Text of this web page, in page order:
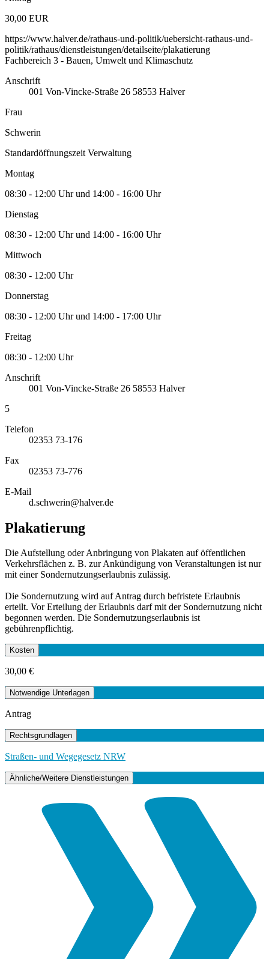
30,00 EUR
https://www.halver.de/rathaus-und-politik/uebersicht-rathaus-und-
politik/rathaus/dienstleistungen/detailseite/plakatierung
Fachbereich 3 - Bauen, Umwelt und Klimaschutz
Anschrift
001 Von-Vincke-Straße 26 58553 Halver
Frau
Schwerin
Standardöffnungszeit Verwaltung
Montag
08:30 - 12:00 Uhr und 14:00 - 16:00 Uhr
Dienstag
08:30 - 12:00 Uhr und 14:00 - 16:00 Uhr
Mittwoch
08:30 - 12:00 Uhr
Donnerstag
08:30 - 12:00 Uhr und 14:00 - 17:00 Uhr
Freitag
08:30 - 12:00 Uhr
Anschrift
001 Von-Vincke-Straße 26 58553 Halver
5
Telefon
02353 73-176
Fax
02353 73-776
E-Mail
d.schwerin@halver.de
Plakatierung
Die Aufstellung oder Anbringung von Plakaten auf öffentlichen
Verkehrsflächen z. B. zur Ankündigung von Veranstaltungen ist nur
mit einer Sondernutzungserlaubnis zulässig.
Die Sondernutzung wird auf Antrag durch befristete Erlaubnis
erteilt. Vor Erteilung der Erlaubnis darf mit der Sondernutzung nicht
begonnen werden. Die Sondernutzungserlaubnis ist
gebührenpflichtig.
Kosten
30,00 €
Notwendige Unterlagen
Antrag
Rechtsgrundlagen
Straßen- und Wegegesetz NRW
Ähnliche/Weitere Dienstleistungen